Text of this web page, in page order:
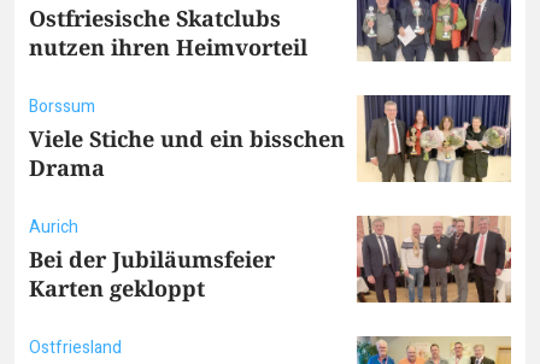
Ostfriesische Skatclubs
nutzen ihren Heimvorteil
Borssum
Viele Stiche und ein bisschen
Drama
Aurich
Bei der Jubiläumsfeier
Karten gekloppt
Ostfriesland